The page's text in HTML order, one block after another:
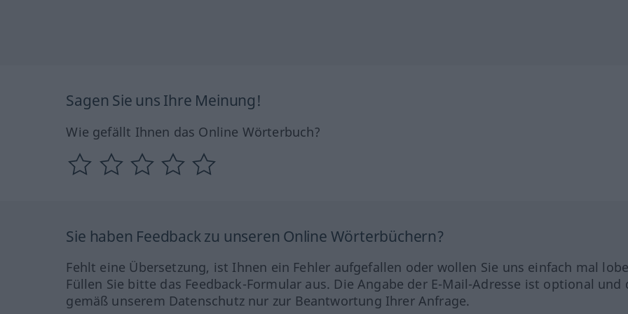
Sagen Sie uns Ihre Meinung!
Wie gefällt Ihnen das Online Wörterbuch?
Sie haben Feedback zu unseren Online Wörterbüchern?
Fehlt eine Übersetzung, ist Ihnen ein Fehler aufgefallen oder wollen Sie uns einfach mal
Füllen Sie bitte das Feedback-Formular aus. Die Angabe der E-Mail-Adresse ist optional und
gemäß unserem Datenschutz nur zur Beantwortung Ihrer Anfrage.